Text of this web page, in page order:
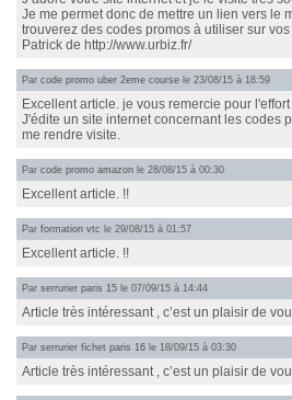
Je me permet donc de mettre un lien vers le
trouverez des codes promos à utiliser sur
Patrick de http://www.urbiz.fr/
Par code promo uber 2eme course le 23/08/15 à 18:59
Excellent article. je vous remercie pour l'effort
J'édite un site internet concernant les codes
me rendre visite.
Par code promo amazon le 28/08/15 à 00:30
Excellent article. !!
Par formation vtc le 29/08/15 à 01:57
Excellent article. !!
Par serrurier paris 15 le 07/09/15 à 14:44
Article très intéressant , c’est un plaisir de
Par serrurier fichet paris 16 le 18/09/15 à 03:30
Article très intéressant , c’est un plaisir de